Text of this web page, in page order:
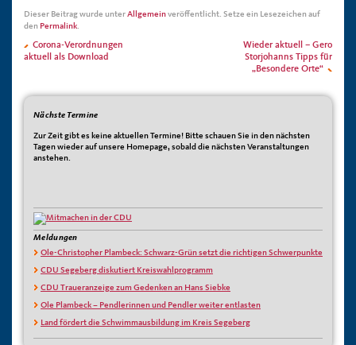
Dieser Beitrag wurde unterAllgemeinveröffentlicht. Setze ein Lesezeichen auf
den Permalink.
Corona-Verordnungen
aktuell als Download
Wieder aktuell – Gero
Storjohanns Tipps für
„Besondere Orte“
Nächste Termine
Zur Zeit gibt es keine aktuellen Termine! Bitte schauen Sie in den nächsten
Tagen wieder auf unsere Homepage, sobald die nächsten Veranstaltungen
anstehen.
Meldungen
Ole-Christopher Plambeck: Schwarz-Grün setzt die richtigen Schwerpunkte
CDU Segeberg diskutiert Kreiswahlprogramm
CDU Traueranzeige zum Gedenken an Hans Siebke
Ole Plambeck – Pendlerinnen und Pendler weiter entlasten
Land fördert die Schwimmausbildung im Kreis Segeberg